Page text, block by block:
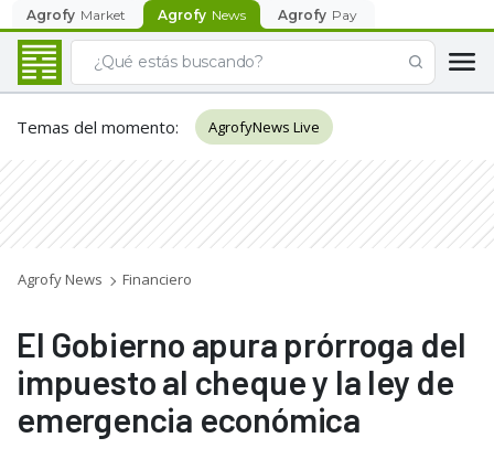
Agrofy Market Agrofy News Agrofy Pay
Temas del momento: AgrofyNews Live
Agrofy News Financiero
El Gobierno apura prórroga del
impuesto al cheque y la ley de
emergencia económica